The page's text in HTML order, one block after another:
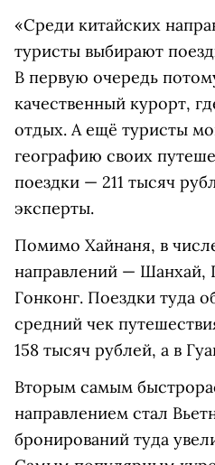
«Среди китайских
туристы выбирают
В первую очередь
качественный курорт,
отдых. А ещё туристы
географию своих
поездки — 211 тысяч
эксперты.
Помимо Хайнаня, в
направлений — Шанхай,
Гонконг. Поездки туда
средний чек
158 тысяч рублей, а в
Вторым самым
направлением стал
бронирований туда